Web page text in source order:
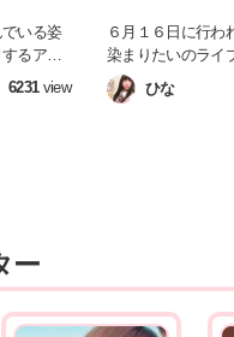
いる姿
るアイ
い世界
わざわ
6231view
６月１６日に行わ
染まりたいのライ
全員がグループを
に行くのは４回目
ひな
ー